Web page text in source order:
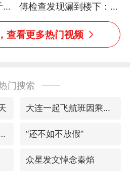
傅检查发现漏到楼下：出
风口未延伸到外墙
查看更多热门视频
门搜索
大连一起飞航班因乘客可乐爆瓶折返
这也是谋财害命 “还不如不放假”
众星发文悼念秦焰